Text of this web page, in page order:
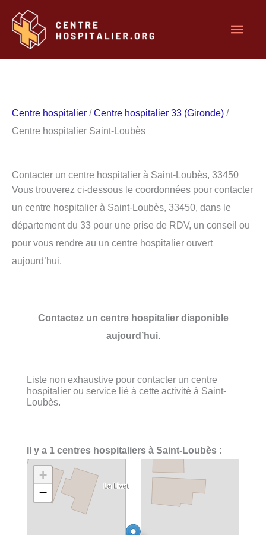
contenu
Centre hospitalier /Centre hospitalier 33 (Gironde) /
Centre hospitalier Saint-Loubès
Contacter un centre hospitalier à Saint-Loubès, 33450
Vous trouverez ci-dessous le coordonnées pour contacter
un centre hospitalier à Saint-Loubès, 33450, dans le
département du 33 pour une prise de RDV, un conseil ou
pour vous rendre au un centre hospitalier ouvert
aujourd’hui.
Contactez un centre hospitalier disponible
aujourd’hui.
Liste non exhaustive pour contacter un centre
hospitalier ou service lié à cette activité à Saint-
Loubès.
Il y a 1 centres hospitaliers à Saint-Loubès :
+
−